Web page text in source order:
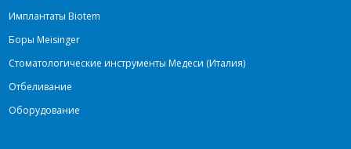
Имплантаты Biotem
Боры Meisinger
Стоматологические инструменты Медеси (Италия)
Отбеливание
Оборудование